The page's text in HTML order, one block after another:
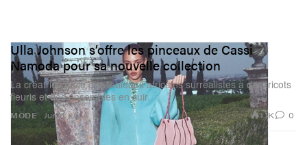
MODE
Ulla Johnson s’offre les pinceaux de Cassi
Namoda pour sa nouvelle collection
La créatrice mêle des tableaux africains surréalistes à des tricots
fleuris et des ensembles en cuir.
Jun 11, 2026 1.1K 0